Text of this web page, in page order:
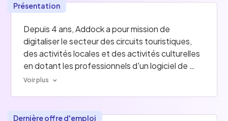
Présentation
Depuis 4 ans, Addock a pour mission de
digitaliser le secteur des circuits touristiques,
des activités locales et des activités culturelles
en dotant les professionnels d'un logiciel de
gestion (PMS) qui leur permet de gérer, vendre
l'hébergement, nous comprenons mieux que
Voir plus
Dernière offre d'emploi